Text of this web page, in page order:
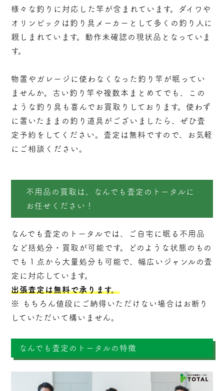
様々な釣りに対応した竿が含まれています。ダイワや
オリンピックは釣り具メーカーとして多くの釣り人に
親しまれています。動作未確認の現状品となっていま
す。
物置やガレージに使わなくなった釣り竿が眠ってい
ませんか。古い釣り竿や複数本まとめてでも、この
ような釣り具も喜んでお買取りしております。使わず
に置いたままの釣り道具がございましたら、ぜひ査
定予約をしてください。査定は無料ですので、お気軽
にご相談ください。
不用品の買取は、なんでも査定のトータルに
お任せください！
なんでも査定のトータルでは、ご自宅に眠る不用品
など括処分・ 買取 が可能です。どのような状態のもの
でも１点から大量処分も可能で、幅広いジャンルの査
定に対応しています。
出張査定は無料で承ります。
※ もちろん値段にご納得いただけない場合はお断り
していただいて構いません。
なんでも査定のトータルの特徴